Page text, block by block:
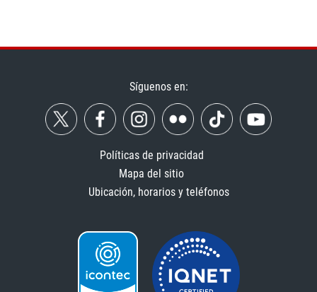
Síguenos en:
Políticas de privacidad
Mapa del sitio
Ubicación, horarios y teléfonos